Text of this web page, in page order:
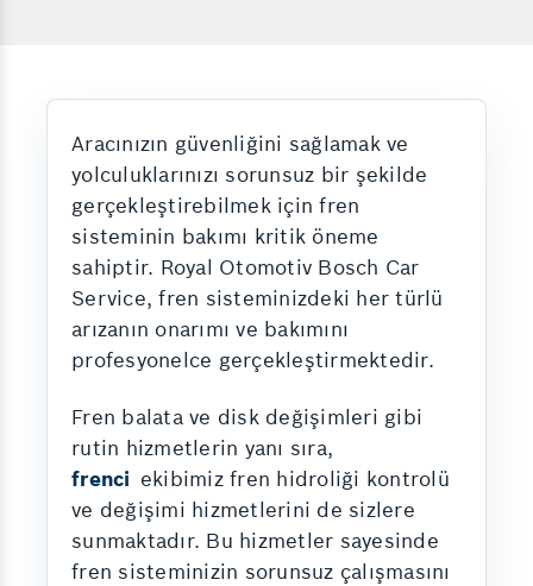
Aracınızın güvenliğini sağlamak ve
yolculuklarınızı sorunsuz bir şekilde
gerçekleştirebilmek için fren
sisteminin bakımı kritik öneme
sahiptir. Royal Otomotiv Bosch Car
Service, fren sisteminizdeki her türlü
arızanın onarımı ve bakımını
profesyonelce gerçekleştirmektedir.
Fren balata ve disk değişimleri gibi
rutin hizmetlerin yanı sıra,
frenci ekibimiz fren hidroliği kontrolü
ve değişimi hizmetlerini de sizlere
sunmaktadır. Bu hizmetler sayesinde
fren sisteminizin sorunsuz çalışmasını